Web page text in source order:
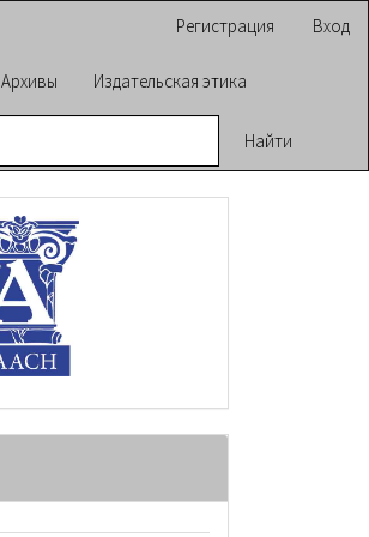
Регистрация Вход
Архивы Издательская этика
Найти